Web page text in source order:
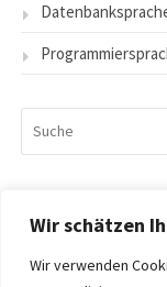
Wir schätzen
Wir verwenden
NACH:
Startseite